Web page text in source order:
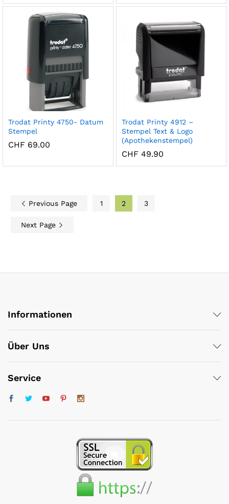
Trodat Printy 4750- Datum
Stempel
CHF 69.00
Trodat Printy 4912 –
Stempel Text & Logo
(Apothekenstempel)
CHF 49.90
Previous Page 1 2 3
Next Page
Informationen
Über Uns
Service